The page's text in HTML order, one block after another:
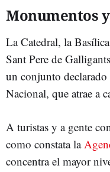
Monumentos
La Catedral, la
Sant Pere de
un conjunto
Nacional, que atrae a
A turistas y a gente
como constata la
concentra el mayor